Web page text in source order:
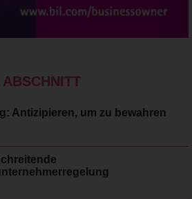
Antizipieren, um zu bewahren